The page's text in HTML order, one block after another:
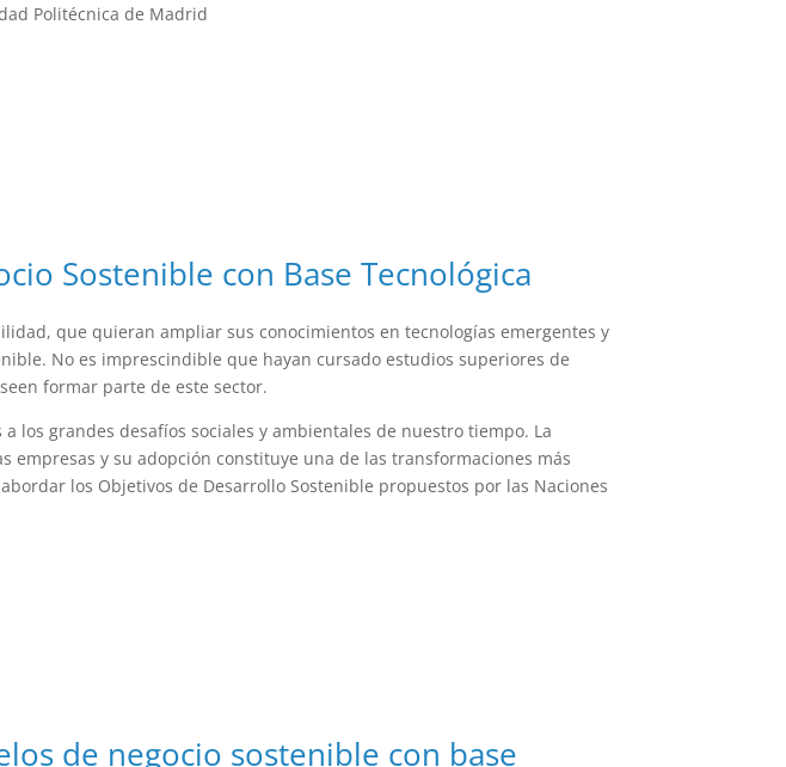
Politécnica de Madrid
Sostenible con Base Tecnológica
que quieran ampliar sus conocimientos en tecnologías emergentes y
No es imprescindible que hayan cursado estudios superiores de
formar parte de este sector.
los grandes desafíos sociales y ambientales de nuestro tiempo. La
y su adopción constituye una de las transformaciones más
los Objetivos de Desarrollo Sostenible propuestos por las Naciones
de negocio sostenible con base